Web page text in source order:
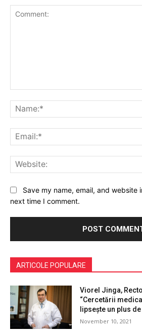
Save my name, email, and website
next time I comment.
ARTICOLE POPULARE
Viorel Jinga,
“Cercetării
lipsește un plus
November 10, 2021